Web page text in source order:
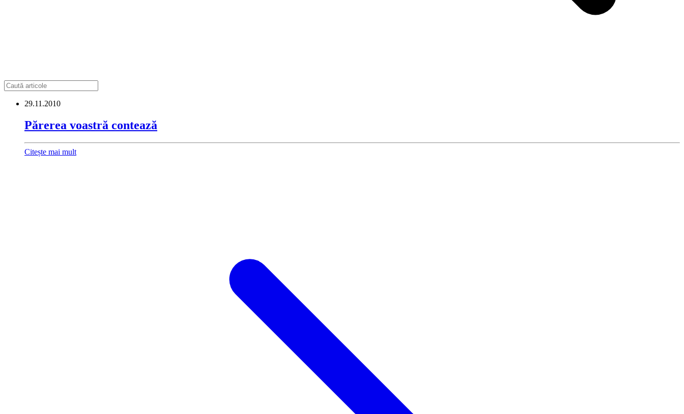
29.11.2010
Părerea voastră contează
Citește mai mult